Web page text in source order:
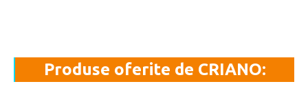
Produse oferite de CRIANO: